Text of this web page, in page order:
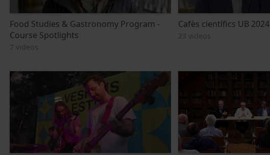
Food Studies & Gastronomy Program -
Course Spotlights
7 videos
Cafès científics UB 2024
23 videos